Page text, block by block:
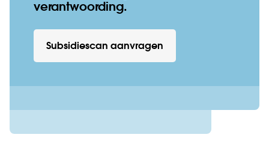
verantwoording.
Subsidiescan aanvragen